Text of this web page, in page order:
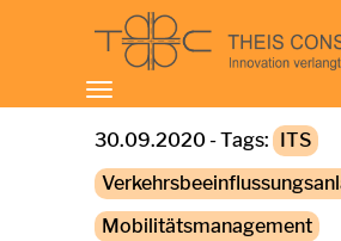
Toggle
navigation
30.09.2020 - Tags: ITS
Mobilitätsmanagement